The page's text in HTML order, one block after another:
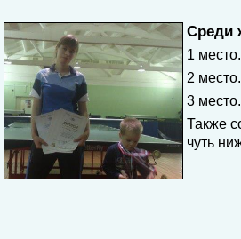
Среди
1
2
3
Также
чуть